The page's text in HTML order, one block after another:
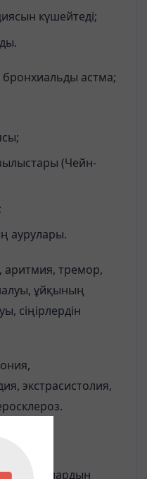
күшейтеді;
астма;
(Чейн-
аурулары.
аритмия, тремор,
ұйқының
сіңірлердін
экстрасистолия,
бронхылардын